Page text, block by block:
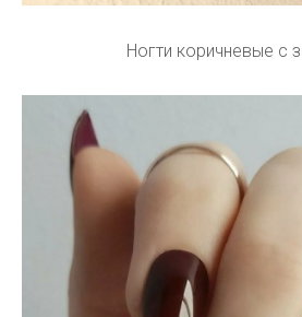
Ногти коричневые с